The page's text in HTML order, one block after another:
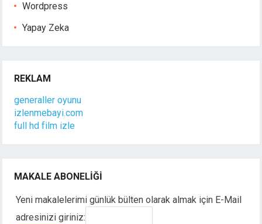
Wordpress
Yapay Zeka
REKLAM
generaller oyunu
izlenmebayi.com
full hd film izle
MAKALE ABONELIĞI
Yeni makalelerimi günlük bülten olarak almak için E-Mail
adresinizi giriniz: